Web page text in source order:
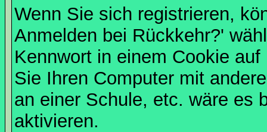
Wenn Sie sich registrieren,
Anmelden bei Rückkehr?'
Kennwort in einem Cookie
Sie Ihren Computer mit
an einer Schule, etc. wäre es
aktivieren.